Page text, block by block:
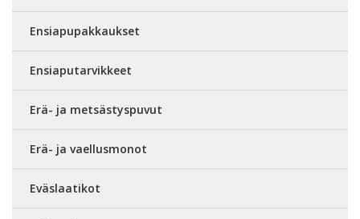
Ensiapupakkaukset
Ensiaputarvikkeet
Erä- ja metsästyspuvut
Erä- ja vaellusmonot
Eväslaatikot